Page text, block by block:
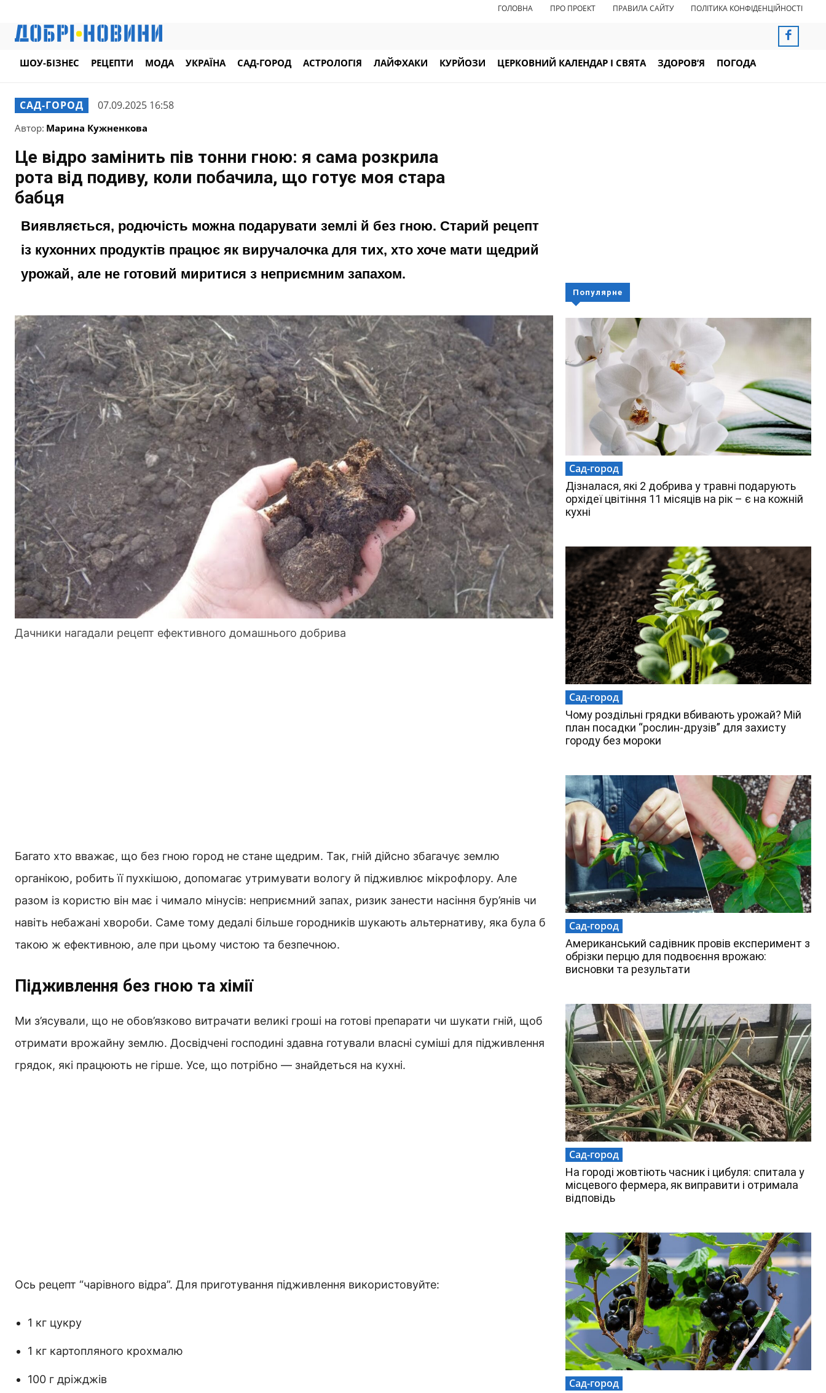
ГОЛОВНА ПРО ПРОЕКТ ПРАВИЛА САЙТУ ПОЛІТИКА КОНФІДЕНЦІЙНОСТІ
ШОУ-БІЗНЕС РЕЦЕПТИ МОДА УКРАЇНА САД-ГОРОД АСТРОЛОГІЯ ЛАЙФХАКИ КУРЙОЗИ ЦЕРКОВНИЙ КАЛЕНДАР І СВЯТА ЗДОРОВ’Я ПОГОДА
САД-ГОРОД 07.09.2025 16:58
Автор: Марина Кужненкова
Це відро замінить пів тонни гною: я сама розкрила
рота від подиву, коли побачила, що готує моя стара
бабця
Виявляється, родючість можна подарувати землі й без гною. Старий рецепт
із кухонних продуктів працює як виручалочка для тих, хто хоче мати щедрий
урожай, але не готовий миритися з неприємним запахом.
Дачники нагадали рецепт ефективного домашнього добрива
Багато хто вважає, що без гною город не стане щедрим. Так, гній дійсно збагачує землю
органікою, робить її пухкішою, допомагає утримувати вологу й підживлює мікрофлору. Але
разом із користю він має і чимало мінусів: неприємний запах, ризик занести насіння бур’янів чи
навіть небажані хвороби. Саме тому дедалі більше городників шукають альтернативу, яка була б
такою ж ефективною, але при цьому чистою та безпечною.
Підживлення без гною та хімії
Ми з’ясували, що не обов’язково витрачати великі гроші на готові препарати чи шукати гній, щоб
отримати врожайну землю. Досвідчені господині здавна готували власні суміші для підживлення
грядок, які працюють не гірше. Усе, що потрібно — знайдеться на кухні.
Ось рецепт “чарівного відра”. Для приготування підживлення використовуйте:
1 кг цукру
1 кг картопляного крохмалю
100 г дріжджів
Популярне
Сад-город
Дізналася, які 2 добрива у травні подарують
орхідеї цвітіння 11 місяців на рік – є на кожній
кухні
Сад-город
Чому роздільні грядки вбивають урожай? Мій
план посадки “рослин-друзів” для захисту
городу без мороки
Сад-город
Американський садівник провів експеримент з
обрізки перцю для подвоєння врожаю:
висновки та результати
Сад-город
На городі жовтіють часник і цибуля: спитала у
місцевого фермера, як виправити і отримала
відповідь
Сад-город